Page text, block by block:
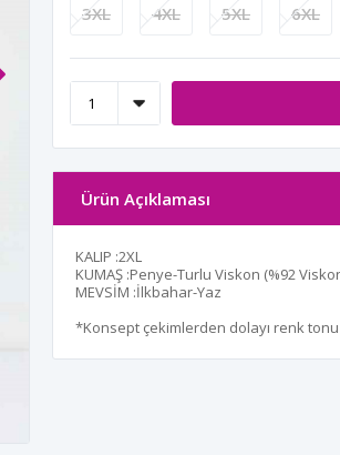
3XL 4XL 5XL 6XL
Ürün Açıklaması
KALIP :2XL
KUMAŞ :Penye-Turlu Viskon (%92
MEVSİM :İlkbahar-Yaz
*Konsept çekimlerden dolayı renk